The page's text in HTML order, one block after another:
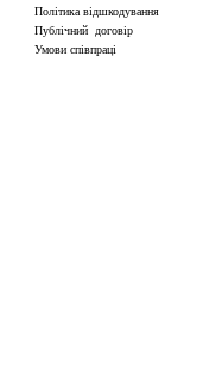
Політика відшкодування
Публічний договір
Умови співпраці